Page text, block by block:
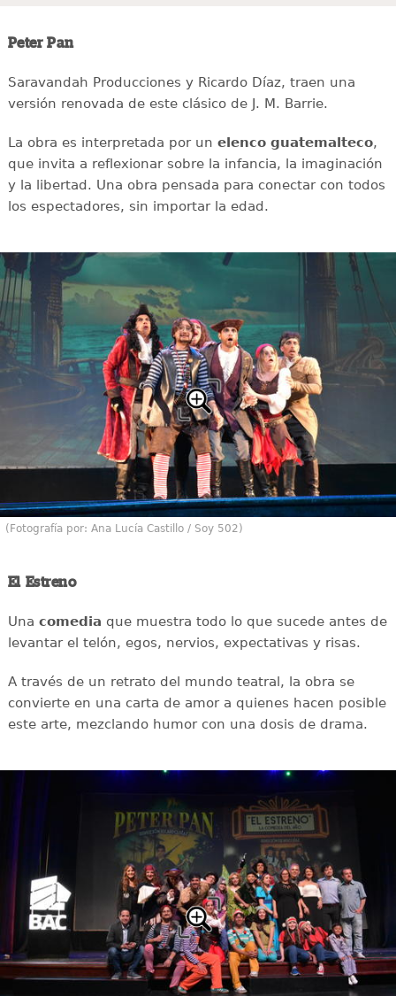
Peter Pan
Saravandah Producciones y Ricardo Díaz, traen una
versión renovada de este clásico de J. M. Barrie.
La obra es interpretada por un elenco guatemalteco,
que invita a reflexionar sobre la infancia, la imaginación
y la libertad. Una obra pensada para conectar con todos
los espectadores, sin importar la edad.
(Fotografía por: Ana Lucía Castillo / Soy 502)
El Estreno
Una comedia que muestra todo lo que sucede antes de
levantar el telón, egos, nervios, expectativas y risas.
A través de un retrato del mundo teatral, la obra se
convierte en una carta de amor a quienes hacen posible
este arte, mezclando humor con una dosis de drama.